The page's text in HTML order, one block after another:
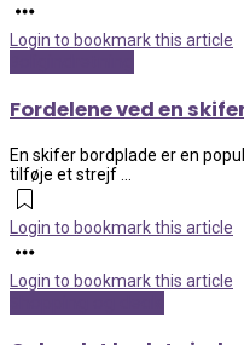
Login to bookmark this article
Fordelene ved en
En skifer bordplade er en
tilføje et strejf ...
Login to bookmark this article
Login to bookmark this article